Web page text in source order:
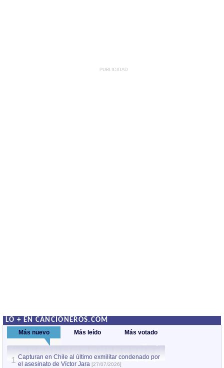
PUBLICIDAD
LO + EN CANCIONEROS.COM
Más nuevo Más leído Más votado
1 Capturan en Chile al último exmilitar condenado por
el asesinato de Víctor Jara [27/07/2026]